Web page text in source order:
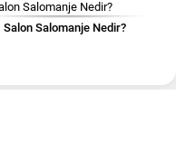
Salon Salomanje Nedir?